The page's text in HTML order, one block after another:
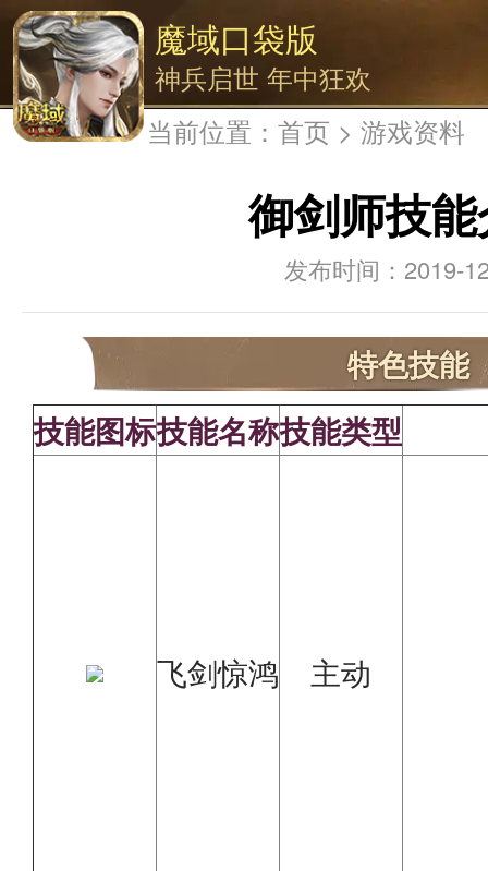
魔域口袋版
神兵启世 年中狂欢
当前位置： 首页 > 游戏资料
御剑师技
2019-
特色技能
技能图标技能名称技能类型
飞剑惊鸿 主动